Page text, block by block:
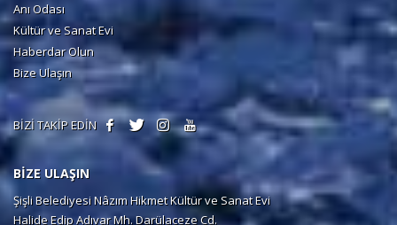
Anı Odası
Kültür ve Sanat Evi
Haberdar Olun
Bize Ulaşın
BİZİ TAKİP EDİN
BİZE ULAŞIN
Şişli Belediyesi Nâzım Hikmet Kültür ve Sanat Evi
Halide Edip Adıvar Mh. Darülaceze Cd.